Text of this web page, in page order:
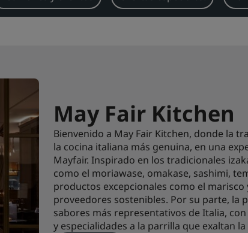
May Fair Kitchen
Bienvenido a May Fair Kitchen, donde la
la cocina italiana más genuina, en una
Mayfair. Inspirado en los tradicionales
como el moriawase, omakase, sashimi,
productos excepcionales como el
proveedores sostenibles. Por su parte, la
sabores más representativos de Italia,
y especialidades a la parrilla que exaltan